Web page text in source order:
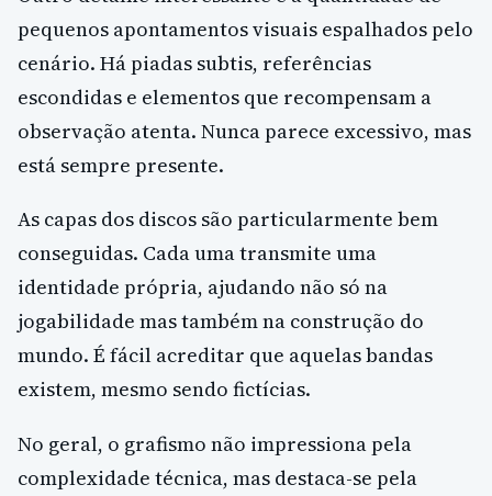
pequenos apontamentos visuais espalhados pelo
cenário. Há piadas subtis, referências
escondidas e elementos que recompensam a
observação atenta. Nunca parece excessivo, mas
está sempre presente.
As capas dos discos são particularmente bem
conseguidas. Cada uma transmite uma
identidade própria, ajudando não só na
jogabilidade mas também na construção do
mundo. É fácil acreditar que aquelas bandas
existem, mesmo sendo fictícias.
No geral, o grafismo não impressiona pela
complexidade técnica, mas destaca-se pela